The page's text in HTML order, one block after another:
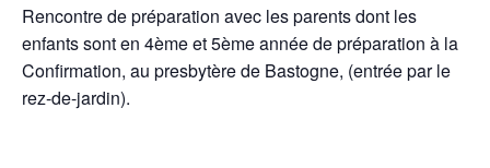
Rencontre de préparation avec les parents dont les
enfants sont en 4ème et 5ème année de préparation à la
Confirmation, au presbytère de Bastogne, (entrée par le
rez-de-jardin).